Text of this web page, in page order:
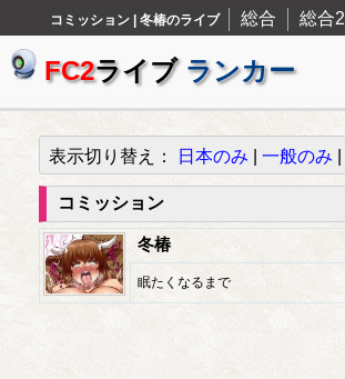
コミッション | 冬椿のライブ 総合 総合2
FC2ライブ ランカー
表示切り替え： 日本のみ 一般のみ
コミッション
冬椿
眠たくなるまで